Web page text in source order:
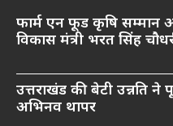
फार्म एन फूड कृषि सम्मान
विकास मंत्री भरत सिंह
उत्तराखंड की बेटी उन्नति ने
अभिनव थापर